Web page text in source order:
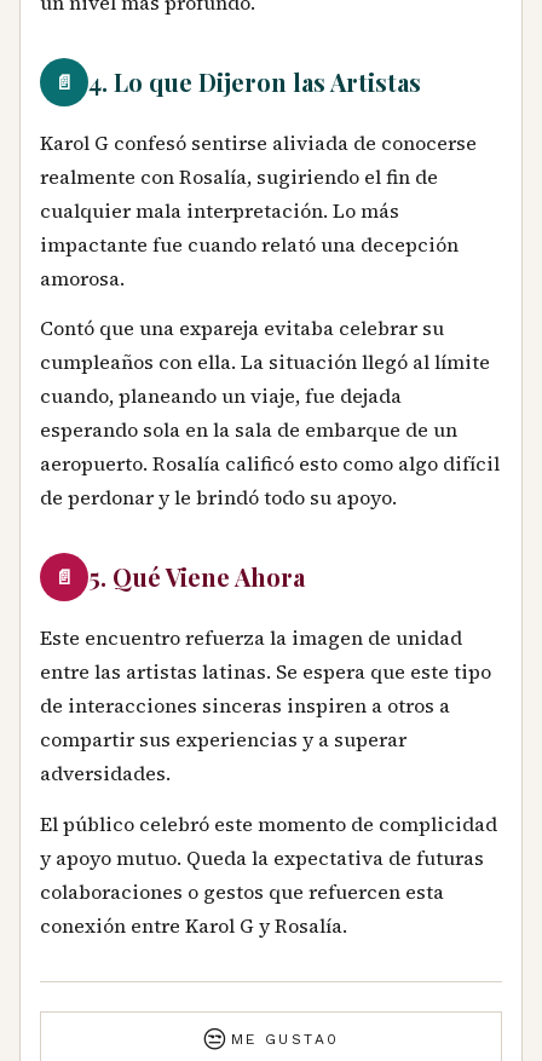
📄 4. Lo que Dijeron las Artistas
Karol G confesó sentirse aliviada de conocerse
realmente con Rosalía, sugiriendo el fin de
cualquier mala interpretación. Lo más
impactante fue cuando relató una decepción
amorosa.
Contó que una expareja evitaba celebrar su
cumpleaños con ella. La situación llegó al límite
cuando, planeando un viaje, fue dejada
esperando sola en la sala de embarque de un
aeropuerto. Rosalía calificó esto como algo difícil
de perdonar y le brindó todo su apoyo.
📄 5. Qué Viene Ahora
Este encuentro refuerza la imagen de unidad
entre las artistas latinas. Se espera que este tipo
de interacciones sinceras inspiren a otros a
compartir sus experiencias y a superar
adversidades.
El público celebró este momento de complicidad
y apoyo mutuo. Queda la expectativa de futuras
colaboraciones o gestos que refuercen esta
conexión entre Karol G y Rosalía.
😒 ME GUSTA 0